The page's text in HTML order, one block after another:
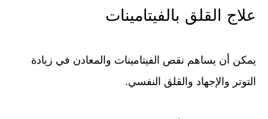
علاج القلق بالفيتامينات
يمكن أن يساهم نقص الفيتامينات والمعادن في زيادة
التوتر والإجهاد والقلق النفسي.